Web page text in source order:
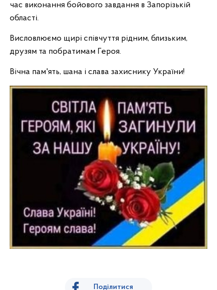
час виконання бойового завдання в Запорізькій
області.
Висловлюємо щирі співчуття рідним, близьким,
друзям та побратимам Героя.
Вічна пам'ять, шана і слава захиснику України!
Поділитися